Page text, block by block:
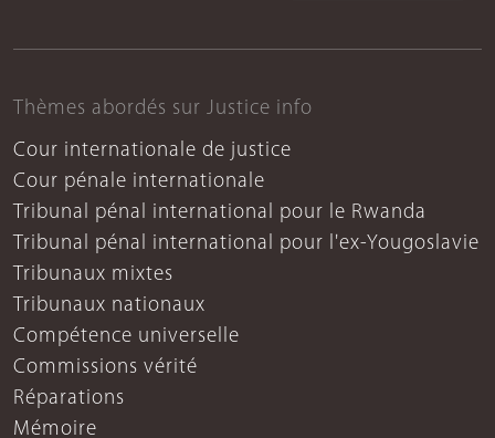
Thèmes abordés sur Justice info
Cour internationale de justice
Cour pénale internationale
Tribunal pénal international pour le Rwanda
Tribunal pénal international pour l'ex-Yougoslavie
Tribunaux mixtes
Tribunaux nationaux
Compétence universelle
Commissions vérité
Réparations
Mémoire